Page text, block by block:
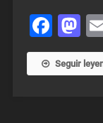
Seguir